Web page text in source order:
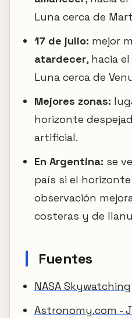
Luna cerca de
17 de julio: mejor
atardecer, hacia el
Luna cerca de
Mejores zonas:
horizonte
artificial.
En Argentina: se
país si el
observación
costeras y de
Fuentes
NASA Skywatching
Astronomy.com -